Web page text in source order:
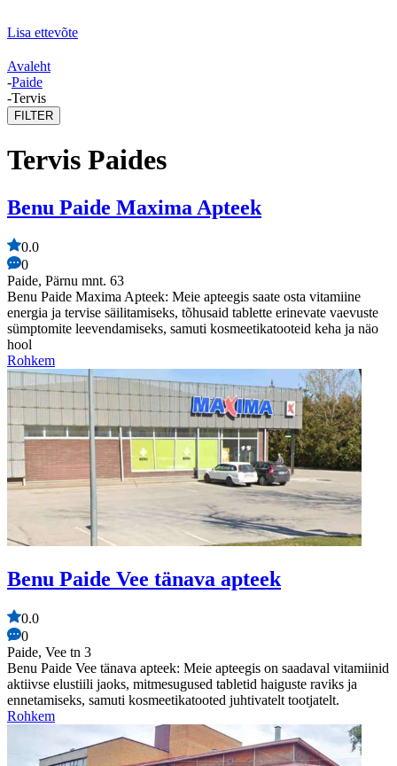
Lisa ettevõte
Avaleht
-Paide
-Tervis
FILTER
Tervis Paides
Benu Paide Maxima Apteek
0.0
0
Paide, Pärnu mnt. 63
Benu Paide Maxima Apteek: Meie apteegis saate osta vitamiine
energia ja tervise säilitamiseks, tõhusaid tablette erinevate vaevuste
sümptomite leevendamiseks, samuti kosmeetikatooteid keha ja näo
hool
Rohkem
Benu Paide Vee tänava apteek
0.0
0
Paide, Vee tn 3
Benu Paide Vee tänava apteek: Meie apteegis on saadaval vitamiinid
aktiivse elustiili jaoks, mitmesugused tabletid haiguste raviks ja
ennetamiseks, samuti kosmeetikatooted juhtivatelt tootjatelt.
Rohkem